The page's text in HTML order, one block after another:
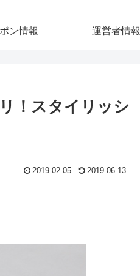
ン情報 運営者情報
！スタイリッシ
2019.02.05 2019.06.13